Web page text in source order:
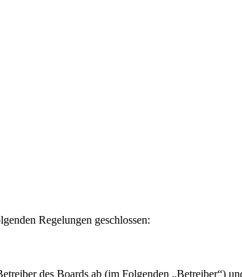
Regelungen geschlossen:
des Boards ab (im Folgenden „Betreiber“)